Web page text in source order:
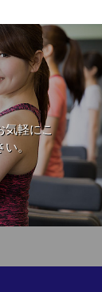
気軽にこ
。